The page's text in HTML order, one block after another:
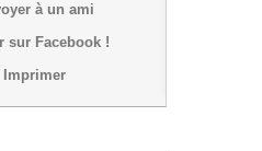
à un ami
sur Facebook !
Imprimer